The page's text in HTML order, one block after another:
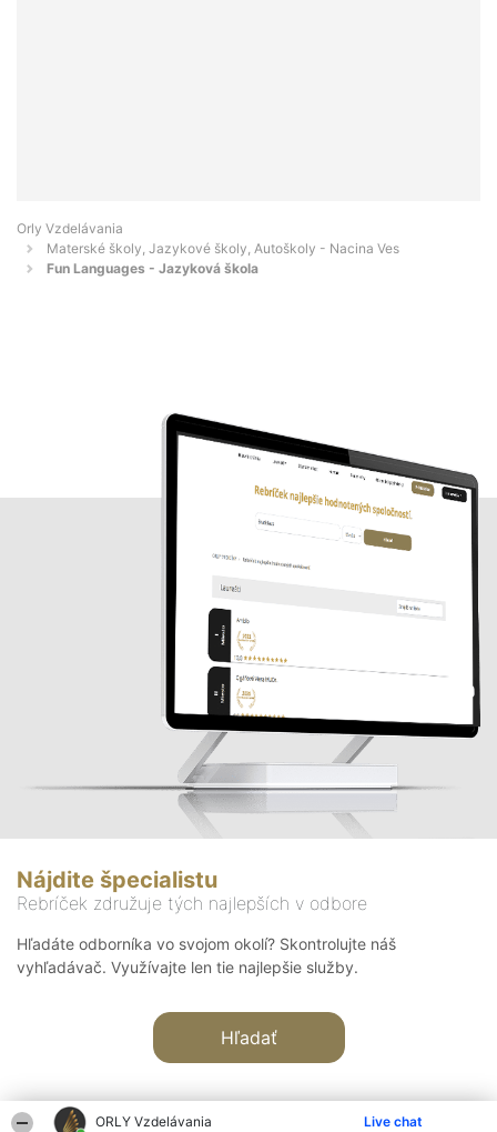
ORLY Vzdelávania Live chat
Orly Vzdelávania
Materské školy, Jazykové školy, Autoškoly - Nacina Ves
Fun Languages - Jazyková škola
Nájdite špecialistu
Rebríček združuje tých najlepších v odbore
Hľadáte odborníka vo svojom okolí? Skontrolujte náš
vyhľadávač. Využívajte len tie najlepšie služby.
Hľadať